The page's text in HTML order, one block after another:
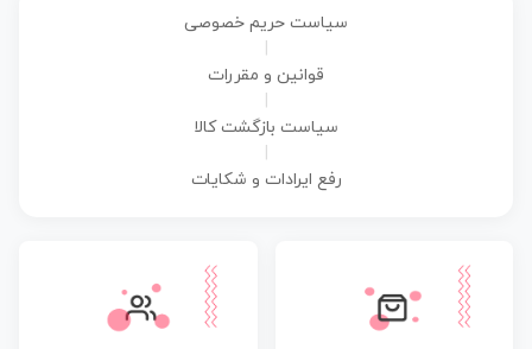
سیاست حریم خصوصی
قوانین و مقررات
سیاست بازگشت کالا
رفع ایرادات و شکایات